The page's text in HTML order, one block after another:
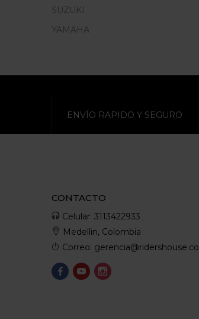
SUZUKI
YAMAHA
ENVÍO RAPIDO Y SEGURO
CONTACTO
Celular: 3113422933
Medellin, Colombia
Correo: gerencia@ridershouse.co